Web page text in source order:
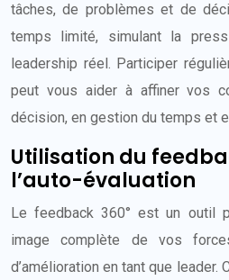
tâches, de problèmes et de
temps limité, simulant la
leadership réel. Participer
peut vous aider à affiner vos
décision, en gestion du temps et
Utilisation du
l’auto-évaluation
Le feedback 360° est un outil
image complète de vos
d’amélioration en tant que leader.